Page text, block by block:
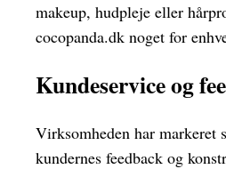
makeup, hudpleje eller
cocopanda.dk noget for
Kundeservice og
Virksomheden har markeret
kundernes feedback og